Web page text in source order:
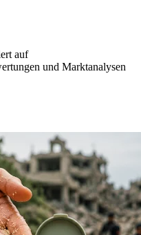
auf
und Marktanalysen